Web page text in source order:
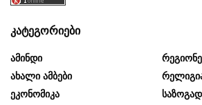
კატეგორიები
Ამინდი
Ახალი Ამბები
Ეკონომიკა